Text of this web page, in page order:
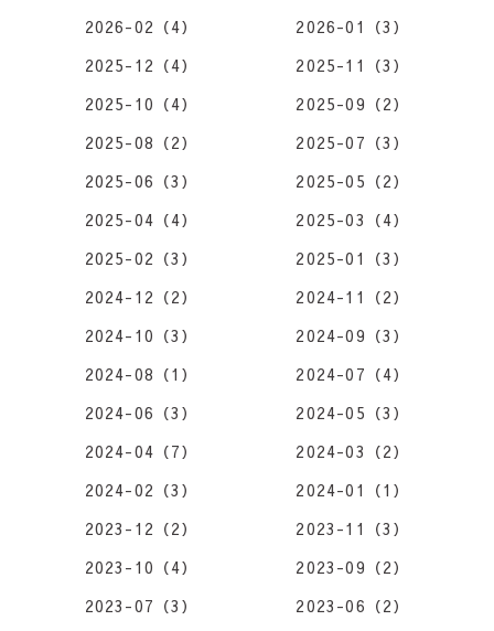
2026-02（4）
2026-01（3）
2025-12（4）
2025-11（3）
2025-10（4）
2025-09（2）
2025-08（2）
2025-07（3）
2025-06（3）
2025-05（2）
2025-04（4）
2025-03（4）
2025-02（3）
2025-01（3）
2024-12（2）
2024-11（2）
2024-10（3）
2024-09（3）
2024-08（1）
2024-07（4）
2024-06（3）
2024-05（3）
2024-04（7）
2024-03（2）
2024-02（3）
2024-01（1）
2023-12（2）
2023-11（3）
2023-10（4）
2023-09（2）
2023-07（3）
2023-06（2）